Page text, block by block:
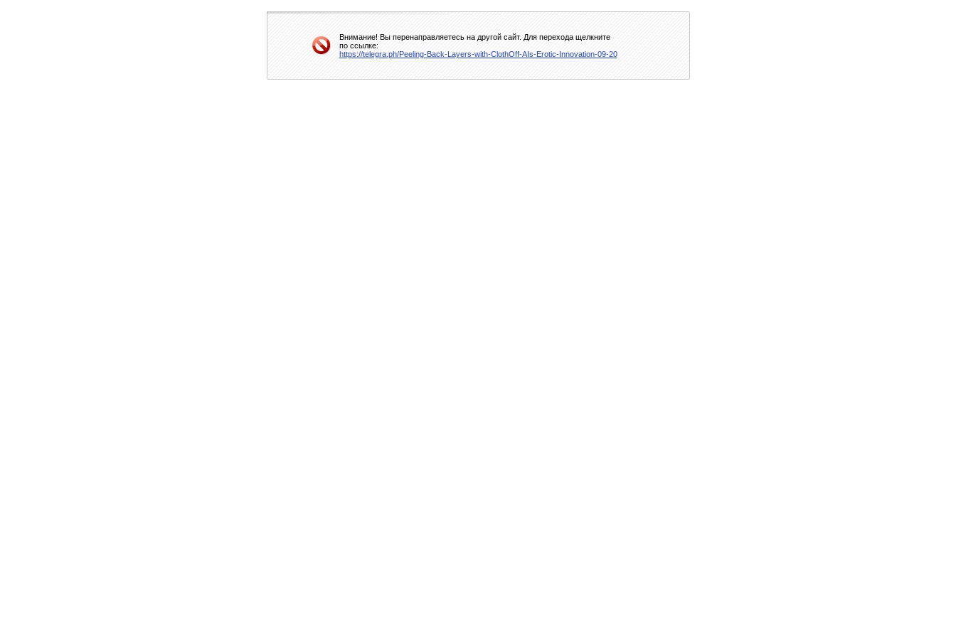
Внимание! Вы перенаправляетесь на другой сайт. Для перехода щелкните
по ссылке:
https://telegra.ph/Peeling-Back-Layers-with-ClothOff-AIs-Erotic-Innovation-09-20